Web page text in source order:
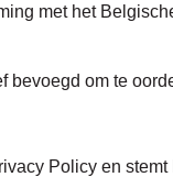
met het
om te
Policy en